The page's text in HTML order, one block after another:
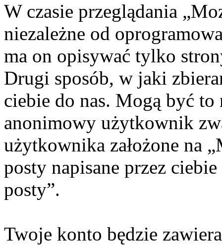
W czasie przeglądania
niezależne od
ma on opisywać tylko
Drugi sposób, w jaki
ciebie do nas. Mogą być
anonimowy użytkownik
użytkownika założone na
posty napisane przez
posty”.
Twoje konto będzie